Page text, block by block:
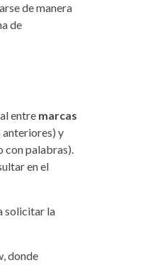
de manera
de
entre marcas
anteriores) y
con palabras).
en el
solicitar la
donde